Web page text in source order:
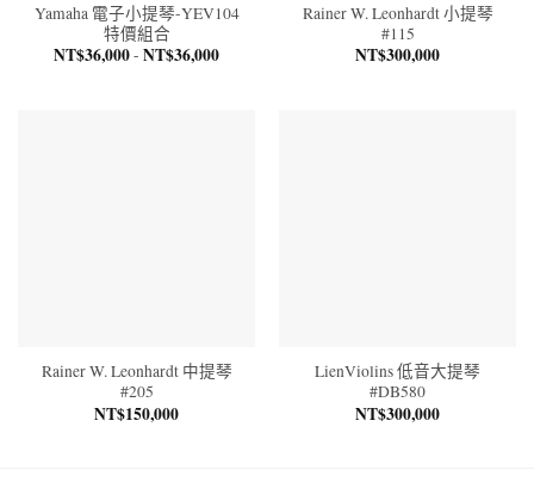
Yamaha 電子小提琴-YEV104
特價組合
NT$36,000- NT$36,000
Rainer W. Leonhardt 小提琴
#115
NT$300,000
Rainer W. Leonhardt 中提琴
#205
NT$150,000
LienViolins 低音大提琴
#DB580
NT$300,000